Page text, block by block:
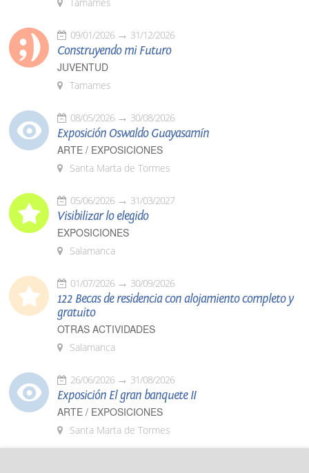
09/01/2026 31/12/2026
Construyendo mi Futuro
JUVENTUD
Tamames
08/05/2026 30/08/2026
Exposición Oswaldo Guayasamín
ARTE / EXPOSICIONES
Santa Marta de Tormes
05/06/2026 31/03/2027
Visibilizar lo elegido
EXPOSICIONES
Salamanca
01/07/2026 30/09/2026
122 Becas de residencia con alojamiento completo y
gratuito
OTRAS ACTIVIDADES
Salamanca
26/06/2026 31/08/2026
Exposición El gran banquete II
ARTE / EXPOSICIONES
Santa Marta de Tormes